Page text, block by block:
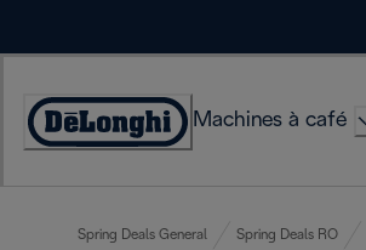
Déclaration
Machines à café
Spring Deals General Spring Deals RO